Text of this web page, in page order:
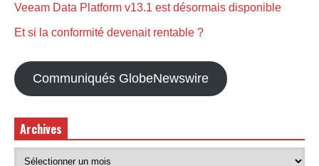
Veeam Data Platform v13.1 est désormais disponible
Et si la conformité devenait rentable ?
Communiqués GlobeNewswire
Archives